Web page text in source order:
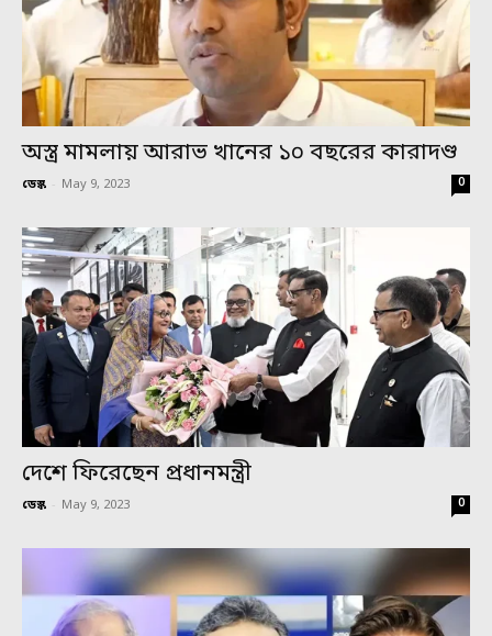
অস্ত্র মামলায় আরাভ খানের ১০ বছরের কারাদণ্ড
ডেস্ক - May 9, 2023 0
দেশে ফিরেছেন প্রধানমন্ত্রী
ডেস্ক - May 9, 2023 0